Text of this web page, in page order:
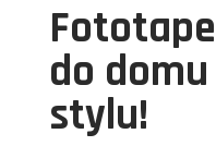
do
stylu!